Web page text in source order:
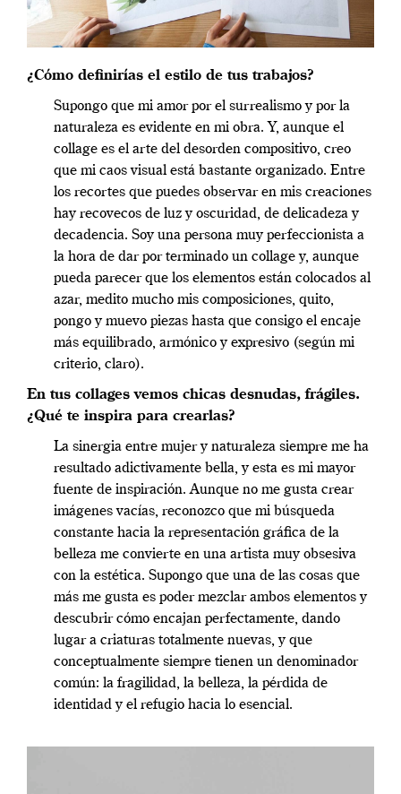
¿Cómo definirías el estilo de tus trabajos?
Supongo que mi amor por el surrealismo y por la
naturaleza es evidente en mi obra. Y, aunque el
collage es el arte del desorden compositivo, creo
que mi caos visual está bastante organizado. Entre
los recortes que puedes observar en mis creaciones
hay recovecos de luz y oscuridad, de delicadeza y
decadencia. Soy una persona muy perfeccionista a
la hora de dar por terminado un collage y, aunque
pueda parecer que los elementos están colocados al
azar, medito mucho mis composiciones, quito,
pongo y muevo piezas hasta que consigo el encaje
más equilibrado, armónico y expresivo (según mi
criterio, claro).
En tus collages vemos chicas desnudas, frágiles.
¿Qué te inspira para crearlas?
La sinergia entre mujer y naturaleza siempre me ha
resultado adictivamente bella, y esta es mi mayor
fuente de inspiración. Aunque no me gusta crear
imágenes vacías, reconozco que mi búsqueda
constante hacia la representación gráfica de la
belleza me convierte en una artista muy obsesiva
con la estética. Supongo que una de las cosas que
más me gusta es poder mezclar ambos elementos y
descubrir cómo encajan perfectamente, dando
lugar a criaturas totalmente nuevas, y que
conceptualmente siempre tienen un denominador
común: la fragilidad, la belleza, la pérdida de
identidad y el refugio hacia lo esencial.